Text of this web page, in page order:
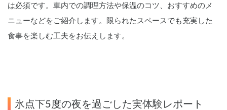
は必須です。車内での調理方法や保温のコツ、おすすめのメ
ニューなどをご紹介します。限られたスペースでも充実した
食事を楽しむ工夫をお伝えします。
氷点下5度の夜を過ごした実体験レポート